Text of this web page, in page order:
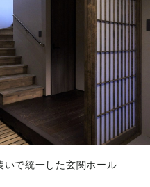
いで統一した玄関ホール